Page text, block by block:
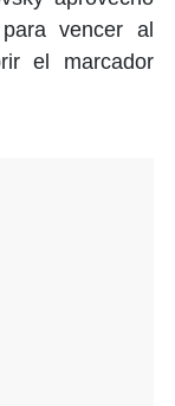
vencer al
el marcador